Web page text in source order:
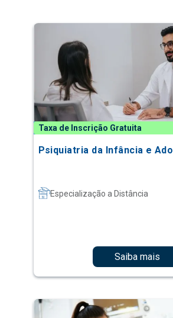
Taxa de Inscrição Gratuita
Psiquiatria da Infância e
Especialização a Distância
Saiba mais